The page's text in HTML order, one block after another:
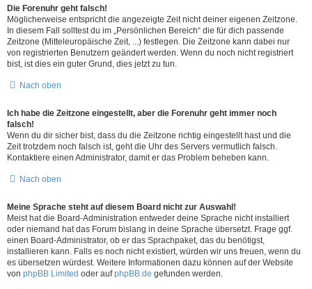
Die Forenuhr geht falsch!
Möglicherweise entspricht die angezeigte Zeit nicht deiner eigenen Zeitzone.
In diesem Fall solltest du im „Persönlichen Bereich“ die für dich passende
Zeitzone (Mitteleuropäische Zeit, ...) festlegen. Die Zeitzone kann dabei nur
von registrierten Benutzern geändert werden. Wenn du noch nicht registriert
bist, ist dies ein guter Grund, dies jetzt zu tun.
Nach oben
Ich habe die Zeitzone eingestellt, aber die Forenuhr geht immer noch
falsch!
Wenn du dir sicher bist, dass du die Zeitzone richtig eingestellt hast und die
Zeit trotzdem noch falsch ist, geht die Uhr des Servers vermutlich falsch.
Kontaktiere einen Administrator, damit er das Problem beheben kann.
Nach oben
Meine Sprache steht auf diesem Board nicht zur Auswahl!
Meist hat die Board-Administration entweder deine Sprache nicht installiert
oder niemand hat das Forum bislang in deine Sprache übersetzt. Frage ggf.
einen Board-Administrator, ob er das Sprachpaket, das du benötigst,
installieren kann. Falls es noch nicht existiert, würden wir uns freuen, wenn du
es übersetzen würdest. Weitere Informationen dazu können auf der Website
von phpBB Limited oder aufphpBB.de gefunden werden.